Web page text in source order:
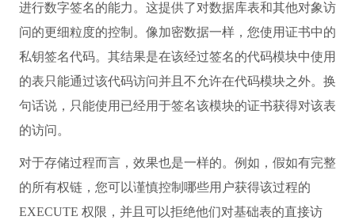
进行数字签名的能力。这提供了对数据库表和其他对象访
问的更细粒度的控制。像加密数据一样，您使用证书中的
私钥签名代码。其结果是在该经过签名的代码模块中使用
的表只能通过该代码访问并且不允许在代码模块之外。换
句话说，只能使用已经用于签名该模块的证书获得对该表
的访问。
对于存储过程而言，效果也是一样的。例如，假如有完整
的所有权链，您可以谨慎控制哪些用户获得该过程的
EXECUTE 权限，并且可以拒绝他们对基础表的直接访